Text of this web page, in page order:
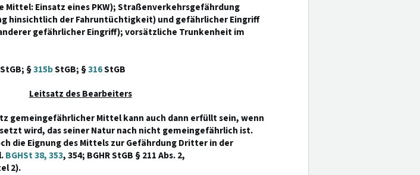
Mittel: Einsatz eines PKW); Straßenverkehrsgefährdung
hinsichtlich der Fahruntüchtigkeit) und gefährlicher Eingriff
gefährlicher Eingriff); vorsätzliche Trunkenheit im
StGB; §315bStGB; §316StGB
Leitsatz des Bearbeiters
gemeingefährlicher Mittel kann auch dann erfüllt sein, wenn
wird, das seiner Natur nach nicht gemeingefährlich ist.
die Eignung des Mittels zur Gefährdung Dritter in der
BGHSt 38, 353, 354; BGHR StGB § 211 Abs. 2,
2).